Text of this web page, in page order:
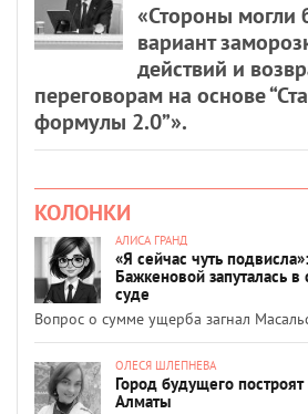
«Стороны могли
вариант
действий и
переговорам на основе
формулы 2.0”».
КОЛОНКИ
АЛИСА ГРАНД
«Я сейчас чуть
Бажкеновой запуталась в
суде
Вопрос о сумме ущерба загнал
ОЛЕСЯ ШЛЕПНЕВА
Город будущего
Алматы